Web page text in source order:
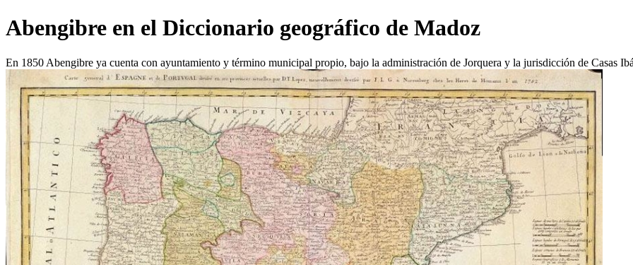
Abengibre en el Diccionario geográfico de Madoz
En 1850 Abengibre ya cuenta con ayuntamiento y término municipal propio, bajo la administración de Jorquera y la jurisdicción de Casas